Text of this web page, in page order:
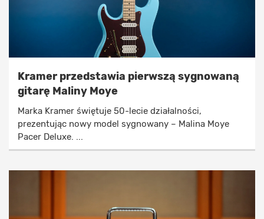
Kramer przedstawia pierwszą sygnowaną
gitarę Maliny Moye
Marka Kramer świętuje 50-lecie działalności,
prezentując nowy model sygnowany – Malina Moye
Pacer Deluxe. ...